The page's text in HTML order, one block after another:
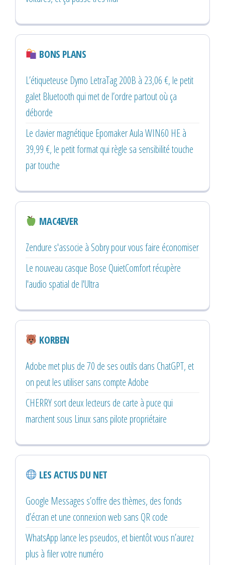
BONS PLANS
L’étiqueteuse Dymo LetraTag 200B à 23,06 €, le petit
galet Bluetooth qui met de l’ordre partout où ça
déborde
Le clavier magnétique Epomaker Aula WIN60 HE à
39,99 €, le petit format qui règle sa sensibilité touche
par touche
MAC4EVER
Zendure s'associe à Sobry pour vous faire économiser
Le nouveau casque Bose QuietComfort récupère
l'audio spatial de l'Ultra
KORBEN
Adobe met plus de 70 de ses outils dans ChatGPT, et
on peut les utiliser sans compte Adobe
CHERRY sort deux lecteurs de carte à puce qui
marchent sous Linux sans pilote propriétaire
LES ACTUS DU NET
Google Messages s’offre des thèmes, des fonds
d’écran et une connexion web sans QR code
WhatsApp lance les pseudos, et bientôt vous n’aurez
plus à filer votre numéro